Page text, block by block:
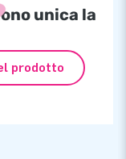
unica la
prodotto